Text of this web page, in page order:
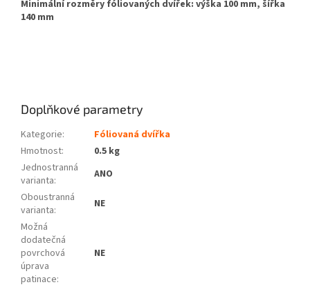
Minimální rozměry fóliovaných dvířek: výška 100 mm, šířka
140 mm
Doplňkové parametry
Kategorie:
Fóliovaná dvířka
Hmotnost:
0.5 kg
Jednostranná
varianta:
ANO
Oboustranná
varianta:
NE
Možná
dodatečná
povrchová
úprava
patinace:
NE